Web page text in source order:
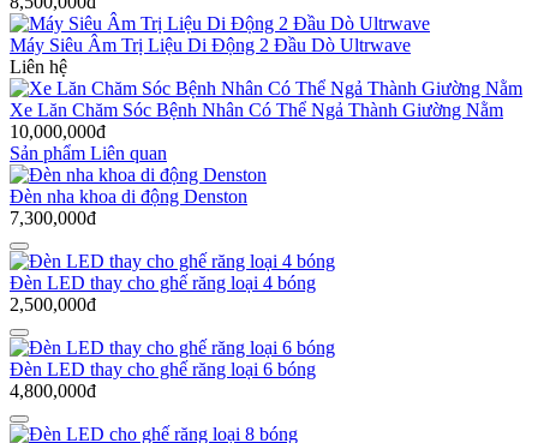
Máy Siêu Âm Trị Liệu Di Động 2 Đầu Dò Ultrwave
Liên hệ
Xe Lăn Chăm Sóc Bệnh Nhân Có Thể Ngả Thành Giường Nằm
10,000,000đ
Sản phẩm Liên quan
Đèn nha khoa di động Denston
7,300,000đ
Đèn LED thay cho ghế răng loại 4 bóng
2,500,000đ
Đèn LED thay cho ghế răng loại 6 bóng
4,800,000đ